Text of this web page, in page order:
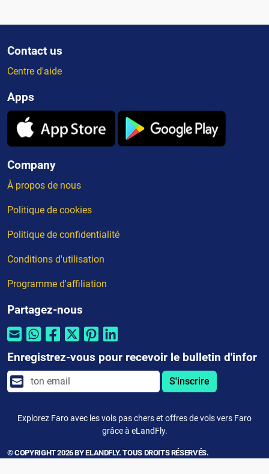
Contact us
Centre d'aide
Apps
Company
À propos de nous
Politique de cookies
Politique de confidentialité
Conditions d'utilisation
Programme d'affiliation
Partagez-nous
Enregistrez-vous pour recevoir le bulletin d'infor
S'inscrire
Explorez Faro avec les vols pas chers et offres de vols vers Faro
grâce à eLandFly.
© COPYRIGHT 2026 BY ELANDFLY. TOUS DROITS RÉSERVÉS.